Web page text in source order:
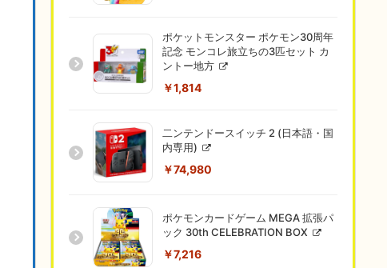
ポケットモンスター ポケモン30周年
記念 モンコレ旅立ちの3匹セット カ
ントー地方
￥1,814
二ンテンドースイッチ 2 (日本語・国
内専用)
￥74,980
ポケモンカードゲーム MEGA 拡張パ
ック 30th CELEBRATION BOX
￥7,216